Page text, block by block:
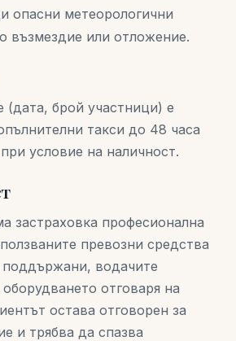
опасни метеорологични
възмездие или отложение.
(дата, брой участници) е
такси до 48 часа
условие на наличност.
застраховка професионална
превозни средства
водачите
отговаря на
остава отговорен за
и трябва да спазва